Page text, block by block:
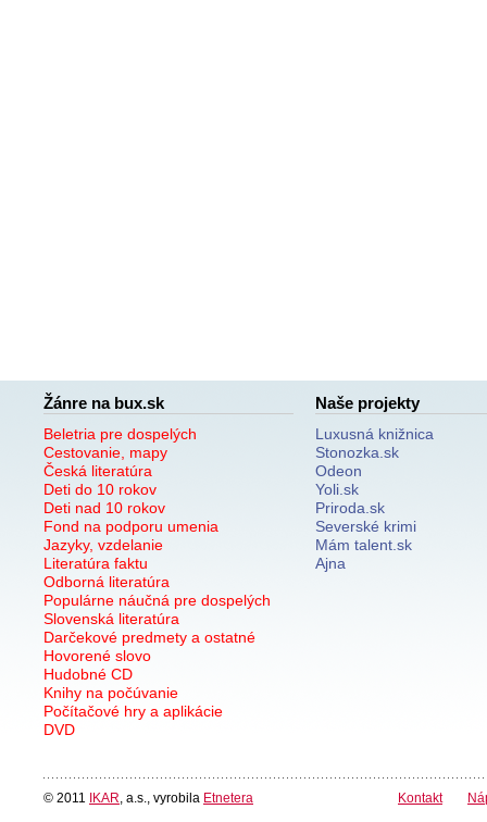
Žánre na bux.sk
Beletria pre dospelých
Cestovanie, mapy
Česká literatúra
Deti do 10 rokov
Deti nad 10 rokov
Fond na podporu umenia
Jazyky, vzdelanie
Literatúra faktu
Odborná literatúra
Populárne náučná pre dospelých
Slovenská literatúra
Darčekové predmety a ostatné
Hovorené slovo
Hudobné CD
Knihy na počúvanie
Počítačové hry a aplikácie
DVD
Naše projekty
Luxusná knižnica
Stonozka.sk
Odeon
Yoli.sk
Priroda.sk
Severské krimi
Mám talent.sk
Ajna
© 2011 IKAR , a.s., vyrobila Etnetera Kontakt